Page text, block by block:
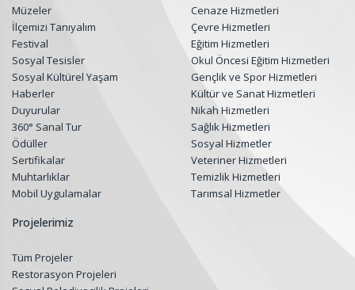
Müzeler
İlçemizi Tanıyalım
Festival
Sosyal Tesisler
Sosyal Kültürel Yaşam
Haberler
Duyurular
360° Sanal Tur
Ödüller
Sertifikalar
Muhtarlıklar
Mobil Uygulamalar
Cenaze Hizmetleri
Çevre Hizmetleri
Eğitim Hizmetleri
Okul Öncesi Eğitim Hizmetleri
Gençlik ve Spor Hizmetleri
Kültür ve Sanat Hizmetleri
Nikah Hizmetleri
Sağlık Hizmetleri
Sosyal Hizmetler
Veteriner Hizmetleri
Temizlik Hizmetleri
Tarımsal Hizmetler
Projelerimiz
Tüm Projeler
Restorasyon Projeleri